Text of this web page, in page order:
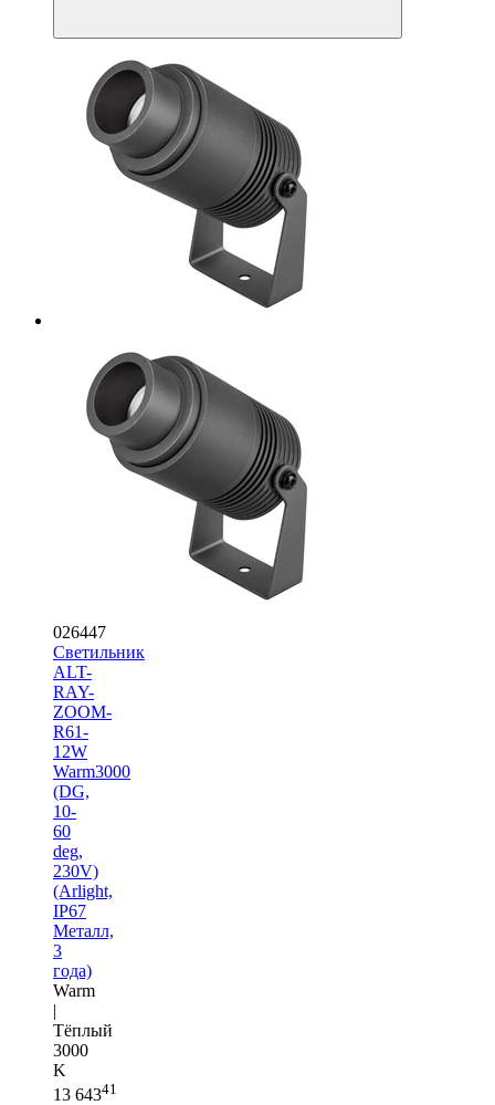
026447
Светильник
ALT-
RAY-
ZOOM-
R61-
12W
Warm3000
(DG,
10-
60
deg,
230V)
(Arlight,
IP67
Металл,
3
года)
Warm
|
Тёплый
3000
K
13 64341